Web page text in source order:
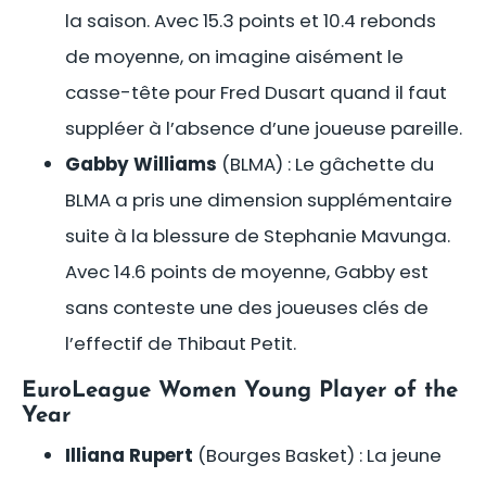
la saison. Avec 15.3 points et 10.4 rebonds
de moyenne, on imagine aisément le
casse-tête pour Fred Dusart quand il faut
suppléer à l’absence d’une joueuse pareille.
Gabby Williams (BLMA) : Le gâchette du
BLMA a pris une dimension supplémentaire
suite à la blessure de Stephanie Mavunga.
Avec 14.6 points de moyenne, Gabby est
sans conteste une des joueuses clés de
l’effectif de Thibaut Petit.
EuroLeague Women Young Player of the
Year
Illiana Rupert (Bourges Basket) : La jeune